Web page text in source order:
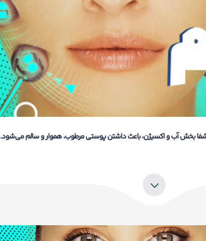
بخش آب و اکسیژن، باعث داشتن پوستی مرطوب، هموار و سالم می‌شود.